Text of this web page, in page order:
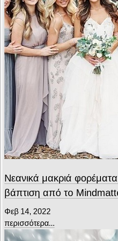
Νεανικά μακριά
βάπτιση από το
Φεβ 14, 2022
περισσότερα...